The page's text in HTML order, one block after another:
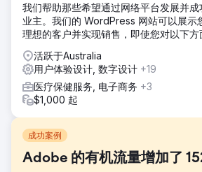
我们帮助那些希望通过网络平台发展并
业主。我们的 WordPress 网站可以展示
理想的客户并实现销售，即使您对以下方
活跃于Australia
用户体验设计, 数字设计 +19
医疗保健服务, 电子商务 +3
$1,000 起
成功案例
Adobe 的有机流量增加了